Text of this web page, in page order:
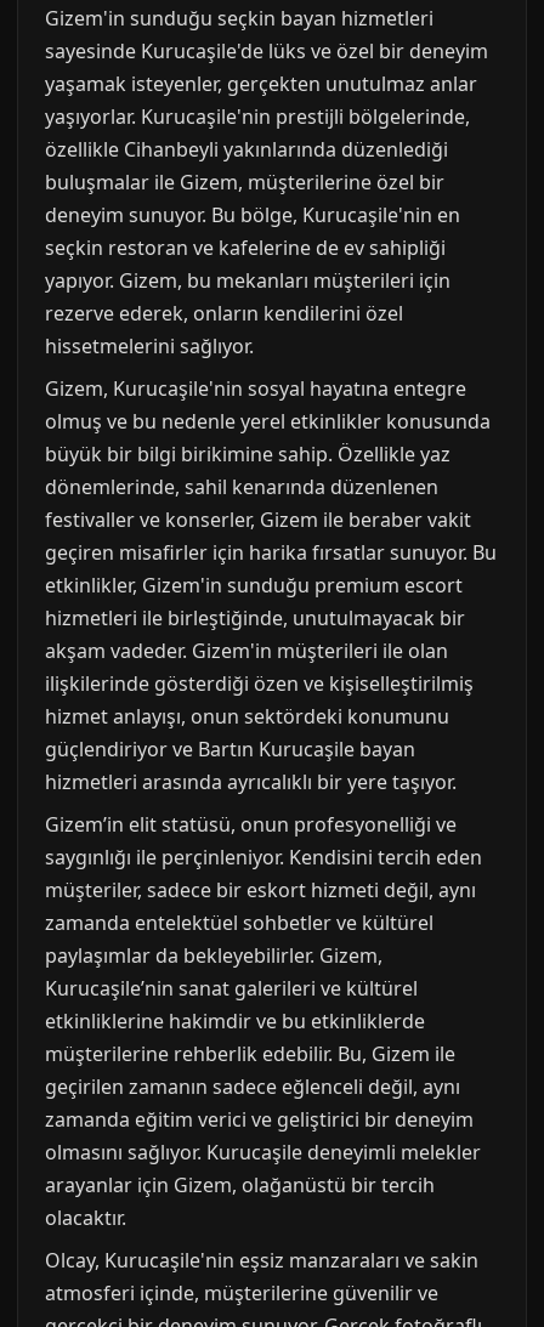
Gizem'in sunduğu seçkin bayan hizmetleri
sayesinde Kurucaşile'de lüks ve özel bir deneyim
yaşamak isteyenler, gerçekten unutulmaz anlar
yaşıyorlar. Kurucaşile'nin prestijli bölgelerinde,
özellikle Cihanbeyli yakınlarında düzenlediği
buluşmalar ile Gizem, müşterilerine özel bir
deneyim sunuyor. Bu bölge, Kurucaşile'nin en
seçkin restoran ve kafelerine de ev sahipliği
yapıyor. Gizem, bu mekanları müşterileri için
rezerve ederek, onların kendilerini özel
hissetmelerini sağlıyor.
Gizem, Kurucaşile'nin sosyal hayatına entegre
olmuş ve bu nedenle yerel etkinlikler konusunda
büyük bir bilgi birikimine sahip. Özellikle yaz
dönemlerinde, sahil kenarında düzenlenen
festivaller ve konserler, Gizem ile beraber vakit
geçiren misafirler için harika fırsatlar sunuyor. Bu
etkinlikler, Gizem'in sunduğu premium escort
hizmetleri ile birleştiğinde, unutulmayacak bir
akşam vadeder. Gizem'in müşterileri ile olan
ilişkilerinde gösterdiği özen ve kişiselleştirilmiş
hizmet anlayışı, onun sektördeki konumunu
güçlendiriyor ve Bartın Kurucaşile bayan
hizmetleri arasında ayrıcalıklı bir yere taşıyor.
Gizem’in elit statüsü, onun profesyonelliği ve
saygınlığı ile perçinleniyor. Kendisini tercih eden
müşteriler, sadece bir eskort hizmeti değil, aynı
zamanda entelektüel sohbetler ve kültürel
paylaşımlar da bekleyebilirler. Gizem,
Kurucaşile’nin sanat galerileri ve kültürel
etkinliklerine hakimdir ve bu etkinliklerde
müşterilerine rehberlik edebilir. Bu, Gizem ile
geçirilen zamanın sadece eğlenceli değil, aynı
zamanda eğitim verici ve geliştirici bir deneyim
olmasını sağlıyor. Kurucaşile deneyimli melekler
arayanlar için Gizem, olağanüstü bir tercih
olacaktır.
Olcay, Kurucaşile'nin eşsiz manzaraları ve sakin
atmosferi içinde, müşterilerine güvenilir ve